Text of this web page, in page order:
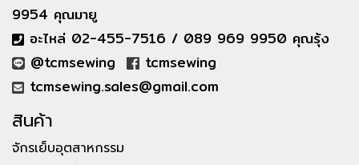
9954 คุณมายู
อะไหล่ 02-455-7516 / 089 969 9950 คุณรุ้ง
@tcmsewing
tcmsewing
tcmsewing.sales@gmail.com
สินค้า
จักรเย็บอุตสาหกรรม